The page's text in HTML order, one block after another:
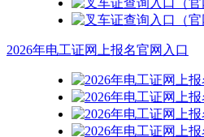
2026年电工证网上报名官网入口